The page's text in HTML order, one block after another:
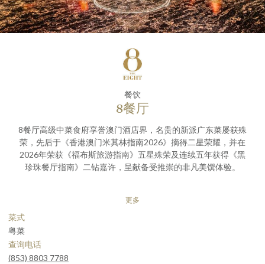
餐饮
8餐厅
8餐厅高级中菜食府享誉澳门酒店界，名贵的新派广东菜屡获殊
荣，先后于《香港澳门米其林指南2026》摘得二星荣耀，并在
2026年荣获《福布斯旅游指南》五星殊荣及连续五年获得《黑
珍珠餐厅指南》二钻嘉许，呈献备受推崇的非凡美馔体验。
祥富贵的“8”字，满载传统中国特色。餐厅提供的菜式同样糅合
传统与创新，带来多达40余款午市点心，还有一系列精致佳
肴，缔造出既优雅又富有创意的中菜享受。此外，8餐厅也提供
多元化的佳酿选择，酒窖内收藏超过17,300款各国名酒，为深
谙美食之道的宾客带来妙不可言的餐饮体验。
更多
菜式
粤菜
查询电话
(853) 8803 7788